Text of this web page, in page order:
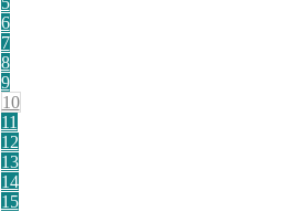
6
7
8
9
10
11
12
13
14
15